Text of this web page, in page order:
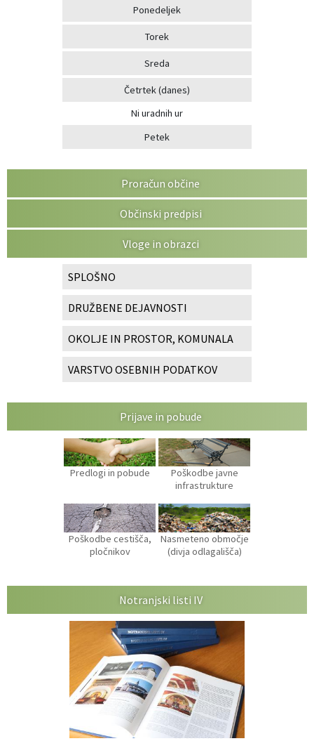
Ponedeljek
Torek
Sreda
Četrtek(danes)
Ni uradnih ur
Petek
Proračun občine
Občinski predpisi
Vloge in obrazci
SPLOŠNO
DRUŽBENE DEJAVNOSTI
OKOLJE IN PROSTOR, KOMUNALA
VARSTVO OSEBNIH PODATKOV
Prijave in pobude
Predlogi in pobude
Poškodbe javne
infrastrukture
Poškodbe cestišča,
pločnikov
Nasmeteno območje
(divja odlagališča)
Notranjski listi IV